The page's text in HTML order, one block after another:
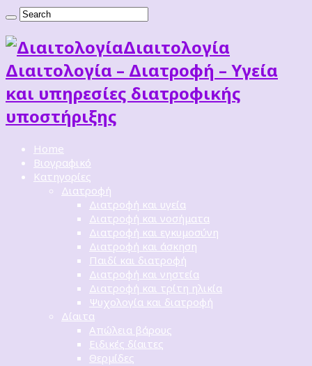
Διαιτoλογία
Διαιτολογία – Διατροφή – Υγεία
και υπηρεσίες διατροφικής
υποστήριξης
Home
Βιογραφικό
Κατηγορίες
Διατροφή
Διατροφή και υγεία
Διατροφή και νοσήματα
Διατροφή και εγκυμοσύνη
Διατροφή και άσκηση
Παιδί και διατροφή
Διατροφή και νηστεία
Διατροφή και τρίτη ηλικία
Ψυχολογία και διατροφή
Δίαιτα
Απώλεια βάρους
Ειδικές δίαιτες
Θερμίδες